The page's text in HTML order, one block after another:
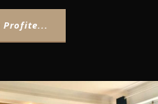
Profite...